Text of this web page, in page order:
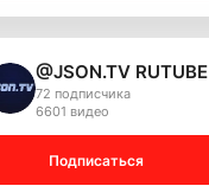
@JSON.TV RUTUBE
72 подписчика
6601 видео
Подписаться